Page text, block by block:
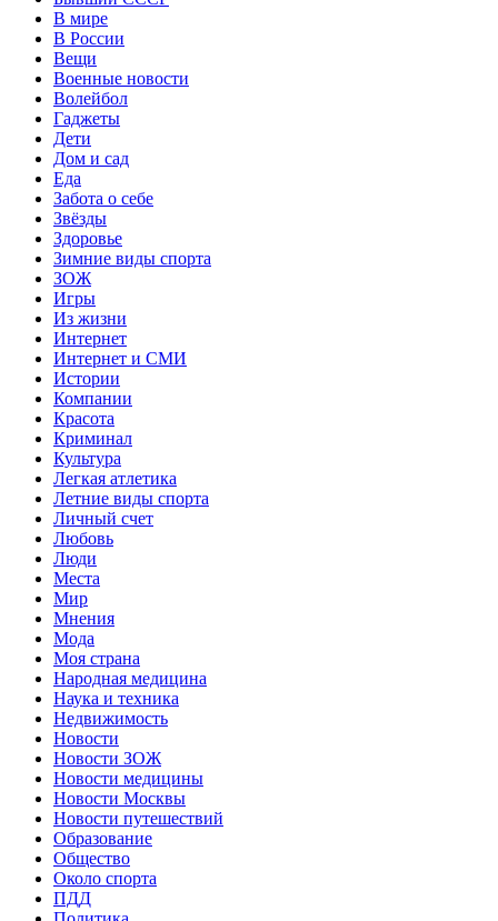
В мире
В России
Вещи
Военные новости
Волейбол
Гаджеты
Дети
Дом и сад
Еда
Забота о себе
Звёзды
Здоровье
Зимние виды спорта
ЗОЖ
Игры
Из жизни
Интернет
Интернет и СМИ
Истории
Компании
Красота
Криминал
Культура
Легкая атлетика
Летние виды спорта
Личный счет
Любовь
Люди
Места
Мир
Мнения
Мода
Моя страна
Народная медицина
Наука и техника
Недвижимость
Новости
Новости ЗОЖ
Новости медицины
Новости Москвы
Новости путешествий
Образование
Общество
Около спорта
ПДД